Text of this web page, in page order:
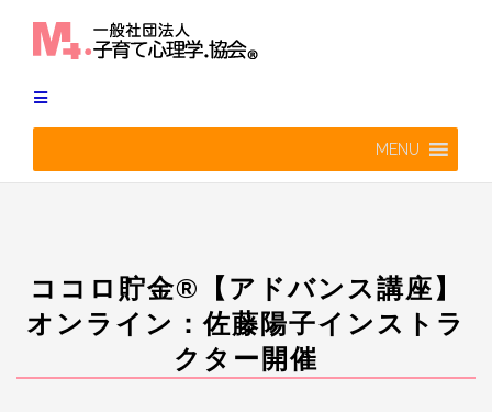
MENU
ココロ貯金®︎【アドバンス講座】
オンライン：佐藤陽子インストラ
クター開催